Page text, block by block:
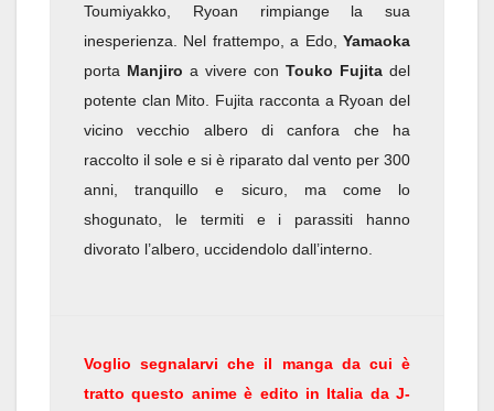
Toumiyakko, Ryoan rimpiange la sua
inesperienza. Nel frattempo, a Edo, Yamaoka
porta Manjiro a vivere con Touko Fujita del
potente clan Mito. Fujita racconta a Ryoan del
vicino vecchio albero di canfora che ha
raccolto il sole e si è riparato dal vento per 300
anni, tranquillo e sicuro, ma come lo
shogunato, le termiti e i parassiti hanno
divorato l’albero, uccidendolo dall’interno.
Voglio segnalarvi che il manga da cui è
tratto questo anime è edito in Italia da J-